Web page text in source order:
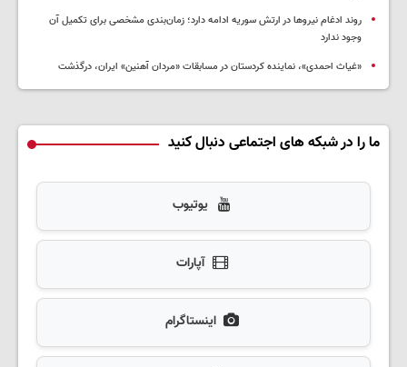
روند ادغام نیروها در ارتش سوریه ادامه دارد؛ زمان‌بندی مشخصی برای تکمیل آن
وجود ندارد
«غیاث احمدی»، نماینده کردستان در مسابقات «مردان آهنین» ایران، درگذشت
ما را در شبکه های اجتماعی دنبال کنید
یوتیوب
آپارات
اینستاگرام